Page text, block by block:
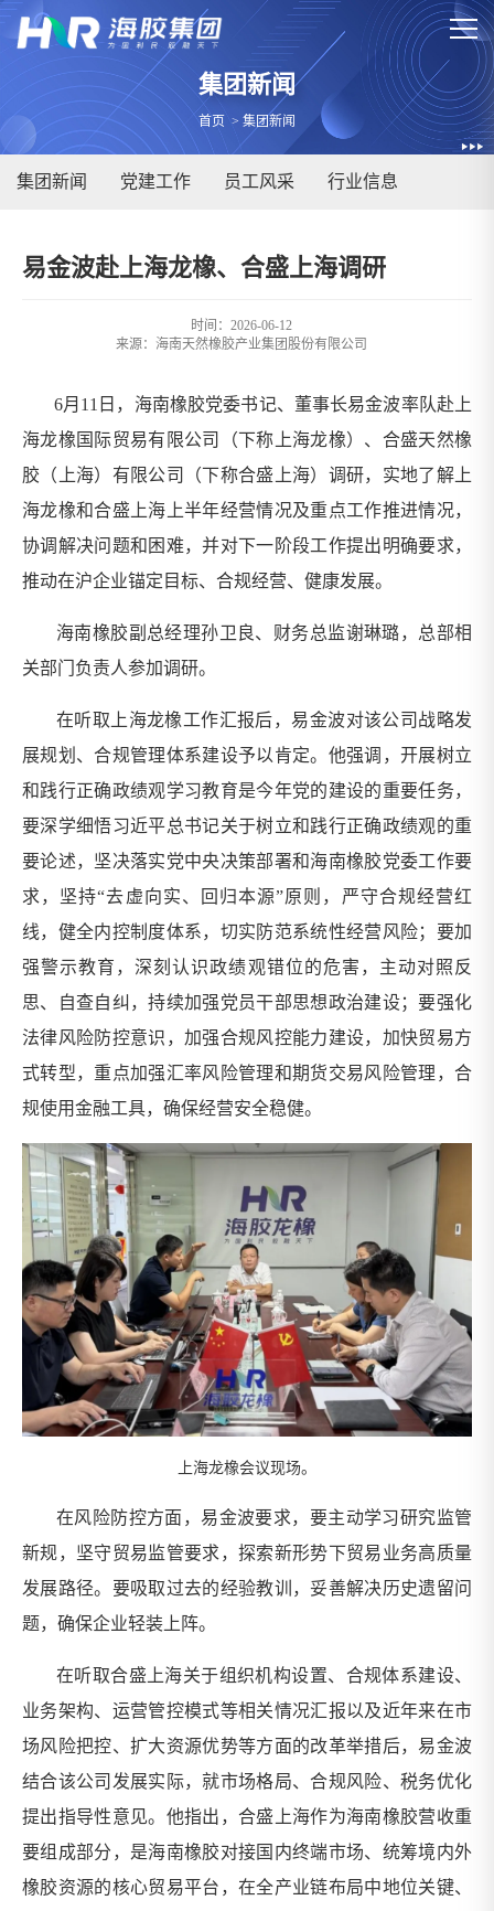
集团新闻
首页 > 集团新闻
集团新闻 党建工作 员工风采 行业信息
易金波赴上海龙橡、合盛上海调研
时间：2026-06-12
来源： 海南天然橡胶产业集团股份有限公司
6月11日，海南橡胶党委书记、董事长易金波率队赴上
海龙橡国际贸易有限公司（下称上海龙橡）、合盛天然橡
胶（上海）有限公司（下称合盛上海）调研，实地了解上
海龙橡和合盛上海上半年经营情况及重点工作推进情况，
协调解决问题和困难，并对下一阶段工作提出明确要求，
推动在沪企业锚定目标、合规经营、健康发展。
海南橡胶副总经理孙卫良、财务总监谢琳璐，总部相
关部门负责人参加调研。
在听取上海龙橡工作汇报后，易金波对该公司战略发
展规划、合规管理体系建设予以肯定。他强调，开展树立
和践行正确政绩观学习教育是今年党的建设的重要任务，
要深学细悟习近平总书记关于树立和践行正确政绩观的重
要论述，坚决落实党中央决策部署和海南橡胶党委工作要
求，坚持“去虚向实、回归本源”原则，严守合规经营红
线，健全内控制度体系，切实防范系统性经营风险；要加
强警示教育，深刻认识政绩观错位的危害，主动对照反
思、自查自纠，持续加强党员干部思想政治建设；要强化
法律风险防控意识，加强合规风控能力建设，加快贸易方
式转型，重点加强汇率风险管理和期货交易风险管理，合
规使用金融工具，确保经营安全稳健。
上海龙橡会议现场。
在风险防控方面，易金波要求，要主动学习研究监管
新规，坚守贸易监管要求，探索新形势下贸易业务高质量
发展路径。要吸取过去的经验教训，妥善解决历史遗留问
题，确保企业轻装上阵。
在听取合盛上海关于组织机构设置、合规体系建设、
业务架构、运营管控模式等相关情况汇报以及近年来在市
场风险把控、扩大资源优势等方面的改革举措后，易金波
结合该公司发展实际，就市场格局、合规风险、税务优化
提出指导性意见。他指出，合盛上海作为海南橡胶营收重
要组成部分，是海南橡胶对接国内终端市场、统筹境内外
橡胶资源的核心贸易平台，在全产业链布局中地位关键、